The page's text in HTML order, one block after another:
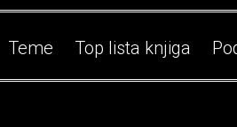
Teme Top lista knjiga